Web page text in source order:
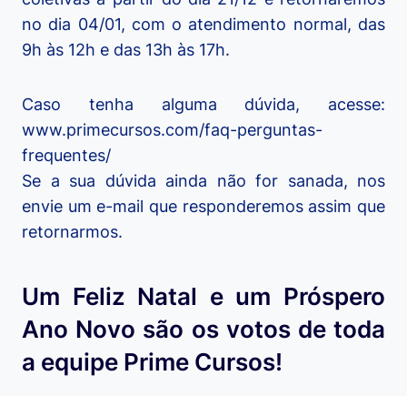
no dia 04/01, com o atendimento normal, das
9h às 12h e das 13h às 17h.
Caso tenha alguma dúvida, acesse:
www.primecursos.com/faq-perguntas-
frequentes/
Se a sua dúvida ainda não for sanada, nos
envie um e-mail que responderemos assim que
retornarmos.
Um Feliz Natal e um Próspero
Ano Novo são os votos de toda
a equipe Prime Cursos!